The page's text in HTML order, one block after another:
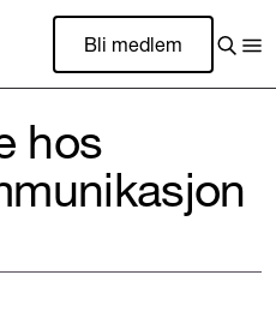
Bli medlem
hos